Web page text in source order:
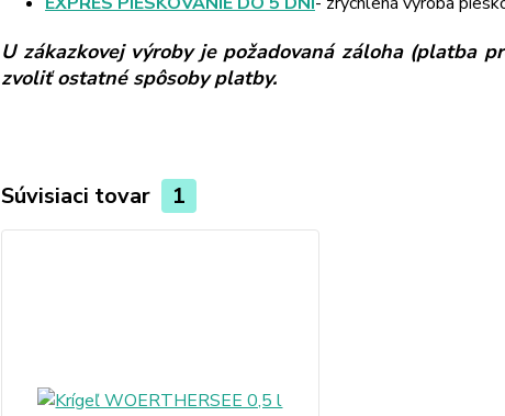
U zákazkovej výroby je požadovaná záloha (platba
zvoliť ostatné spôsoby platby.
Súvisiaci tovar 1